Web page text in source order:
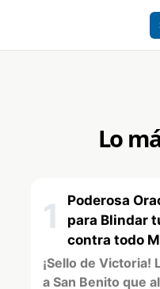
Lo
1
Poderosa
para Blindar
contra todo
¡Sello de Victoria!
a San Benito que